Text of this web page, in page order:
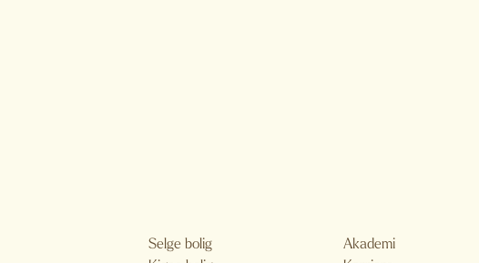
Selge bolig
Akademi